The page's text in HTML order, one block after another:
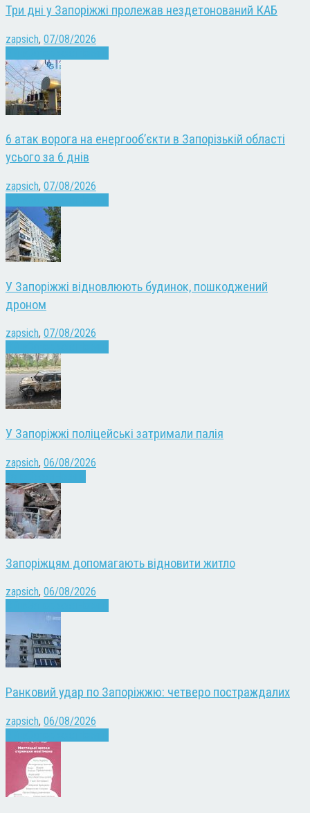
Три дні у Запоріжжі пролежав нездетонований КАБ
zapsich, 07/08/2026
6 атак ворога на енергооб’єкти в Запорізькій області
усього за 6 днів
zapsich, 07/08/2026
У Запоріжжі відновлюють будинок, пошкоджений
дроном
zapsich, 07/08/2026
У Запоріжжі поліцейські затримали палія
zapsich, 06/08/2026
Запоріжцям допомагають відновити житло
zapsich, 06/08/2026
Ранковий удар по Запоріжжю: четверо постраждалих
zapsich, 06/08/2026